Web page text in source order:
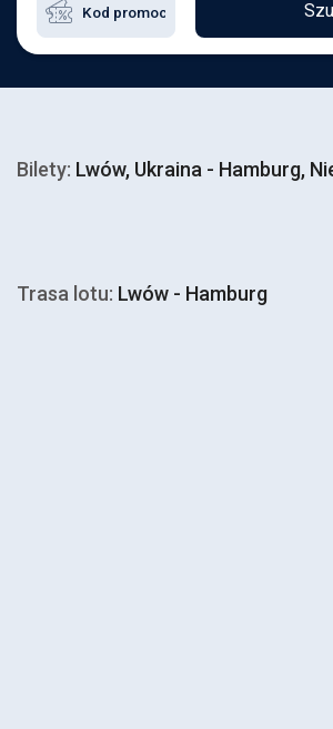
Bilety: Lwów, Ukraina - Hamburg,
Trasa lotu: Lwów - Hamburg